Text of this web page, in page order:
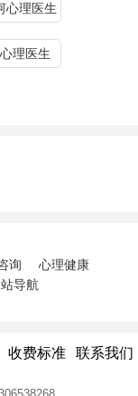
心理医生
理医生
询
心理健康
导航
收费标准 联系我们